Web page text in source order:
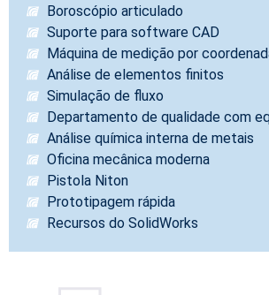
Boroscópio articulado
Suporte para software CAD
Máquina de medição por
Análise de elementos finitos
Simulação de fluxo
Departamento de qualidade com
Análise química interna de metais
Oficina mecânica moderna
Pistola Niton
Prototipagem rápida
Recursos do SolidWorks